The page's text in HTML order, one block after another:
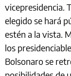
vicepresidencia.
elegido se hará
estén a la vista.
los
Bolsonaro se